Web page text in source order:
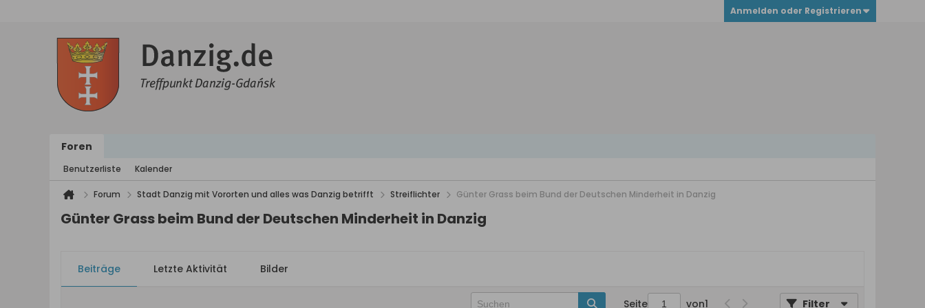
Anmelden oder Registrieren
Foren
Benutzerliste Kalender
Forum Stadt Danzig mit Vororten und alles was Danzig betrifft Streiflichter Günter Grass beim Bund der Deutschen Minderheit in Danzig
Günter Grass beim Bund der Deutschen Minderheit in Danzig
Beiträge Letzte Aktivität Bilder
Seite von1 Filter